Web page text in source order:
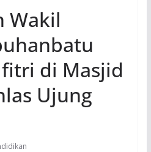
Wakil
di Masjid
Ujung